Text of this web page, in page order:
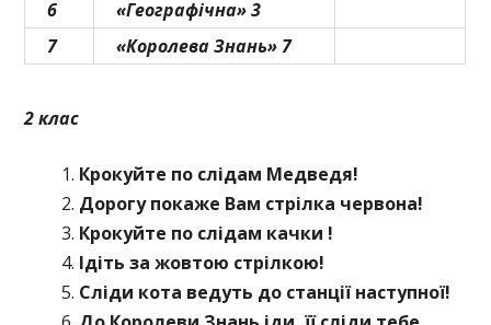
6
«Географічна» 3
7
«Королева Знань» 7
2 клас
Крокуйте по слідам Медведя!
Дорогу покаже Вам стрілка червона!
Крокуйте по слідам качки !
Ідіть за жовтою стрілкою!
Сліди кота ведуть до станції наступної!